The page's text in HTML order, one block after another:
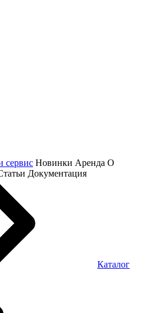
сервис Новинки Аренда О
Документация
Каталог